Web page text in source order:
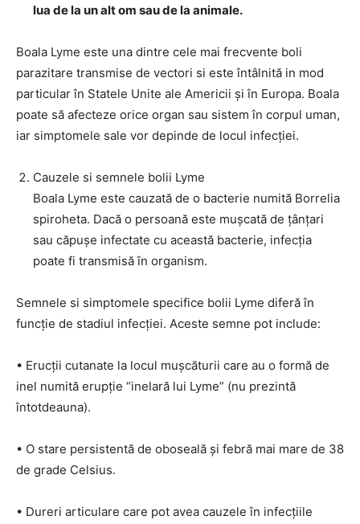
lua de la un alt om sau de la animale.
Boala Lyme este una dintre cele mai frecvente boli
parazitare transmise de vectori si este întâlnită in mod
particular în Statele Unite ale Americii și în Europa. Boala
poate să afecteze orice organ sau sistem în corpul uman,
iar simptomele sale vor depinde de locul infecției.
Cauzele si semnele bolii Lyme
Boala Lyme este cauzată de o bacterie numită Borrelia
spiroheta. Dacă o persoană este mușcată de țânțari
sau căpușe infectate cu această bacterie, infecția
poate fi transmisă în organism.
Semnele si simptomele specifice bolii Lyme diferă în
funcție de stadiul infecției. Aceste semne pot include:
• Erucții cutanate la locul mușcăturii care au o formă de
inel numită erupție “inelară lui Lyme” (nu prezintă
întotdeauna).
• O stare persistentă de oboseală și febră mai mare de 38
de grade Celsius.
• Dureri articulare care pot avea cauzele în infecțiile